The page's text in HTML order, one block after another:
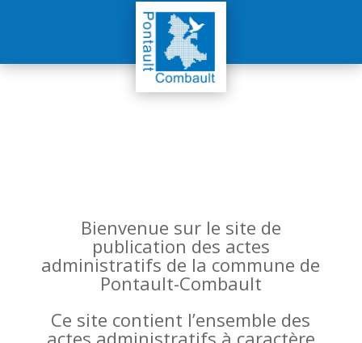
Bienvenue sur le site de
publication des actes
administratifs de la commune de
Pontault-Combault
Ce site contient l’ensemble des
actes administratifs à caractère